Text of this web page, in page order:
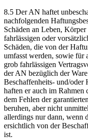
8.5 Der AN haftet
nachfolgenden
Schäden an Leben,
fahrlässigen oder
Schäden, die von der
umfasst werden, sowie für
grob fahrlässigen
der AN bezüglich der
Beschaffenheits- und/oder
haften er auch im Rahmen
dem Fehlen der
beruhen, aber nicht
allerdings nur dann, wenn
ersichtlich von der
ist.